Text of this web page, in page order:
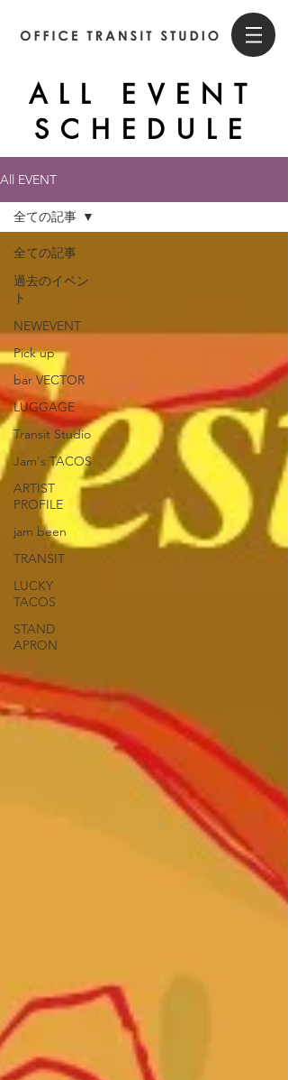
ALL EVENT
SCHEDULE
All EVENT
全ての記事
過去のイベン
ト
NEWEVENT
Pick up
bar VECTOR
LUGGAGE
Transit Studio
Jam's TACOS
ARTIST
PROFILE
jam been
TRANSIT
LUCKY
TACOS
STAND
APRON
全ての記事